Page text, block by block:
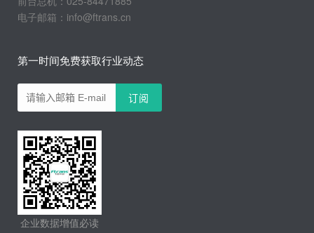
电子邮箱：info@ftrans.cn
第一时间免费获取行业动态
企业数据增值必读